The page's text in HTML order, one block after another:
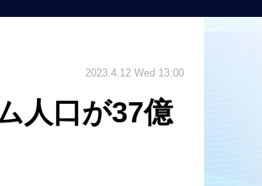
人口が37億
2023.4.12 Wed 13:00